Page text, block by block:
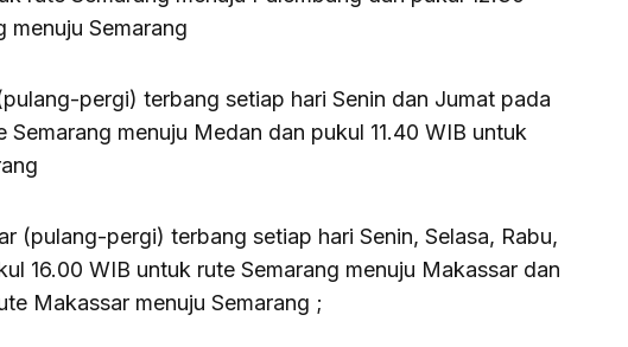
menuju Semarang
pergi) terbang setiap hari Senin dan Jumat pada
Semarang menuju Medan dan pukul 11.40 WIB untuk
(pulang-pergi) terbang setiap hari Senin, Selasa, Rabu,
16.00 WIB untuk rute Semarang menuju Makassar dan
Makassar menuju Semarang ;